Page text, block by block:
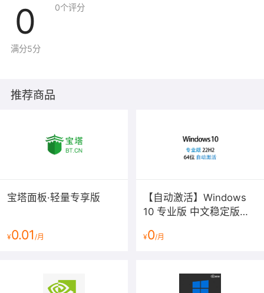
0
满分5分
0个评分
推荐商品
宝塔面板·轻量专享版
¥0.01/月
【自动激活】Windows
10 专业版 中文稳定版
64位win10
¥0/月